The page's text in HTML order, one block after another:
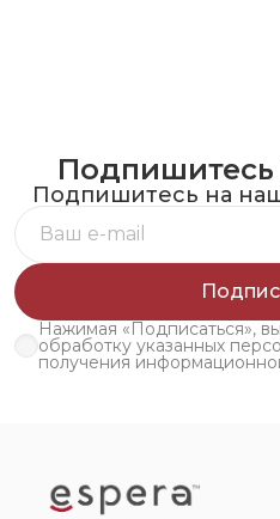
Подпишитесь на
Нажимая «Подписаться»,
обработку указанных
получения